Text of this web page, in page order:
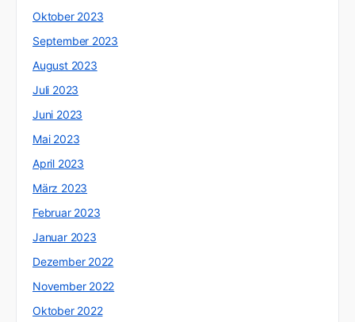
Oktober 2023
September 2023
August 2023
Juli 2023
Juni 2023
Mai 2023
April 2023
März 2023
Februar 2023
Januar 2023
Dezember 2022
November 2022
Oktober 2022